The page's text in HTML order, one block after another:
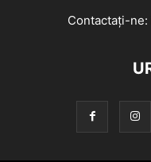
Contactați-ne: